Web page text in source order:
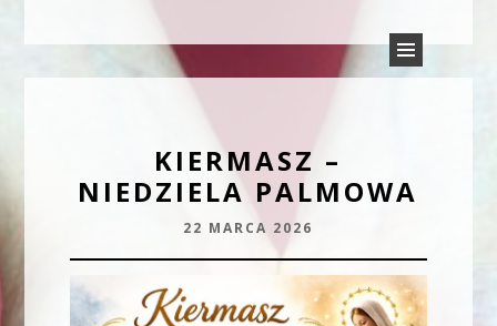
PARAFIA TRÓJCY ŚWIĘTEJ
W RUDYSZWAŁDZIE
KIERMASZ –
NIEDZIELA PALMOWA
22 MARCA 2026